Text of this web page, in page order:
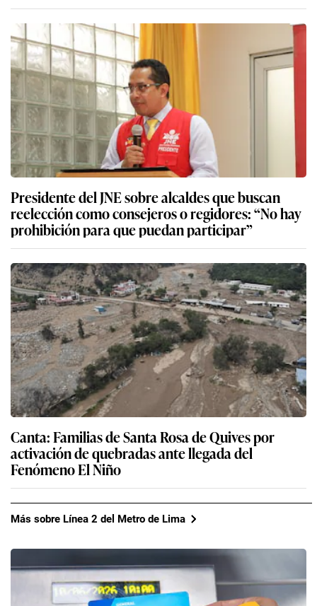
Presidente del JNE sobre alcaldes que buscan
reelección como consejeros o regidores: “No hay
prohibición para que puedan participar”
Canta: Familias de Santa Rosa de Quives por
activación de quebradas ante llegada del
Fenómeno El Niño
Más sobre Línea 2 del Metro de Lima